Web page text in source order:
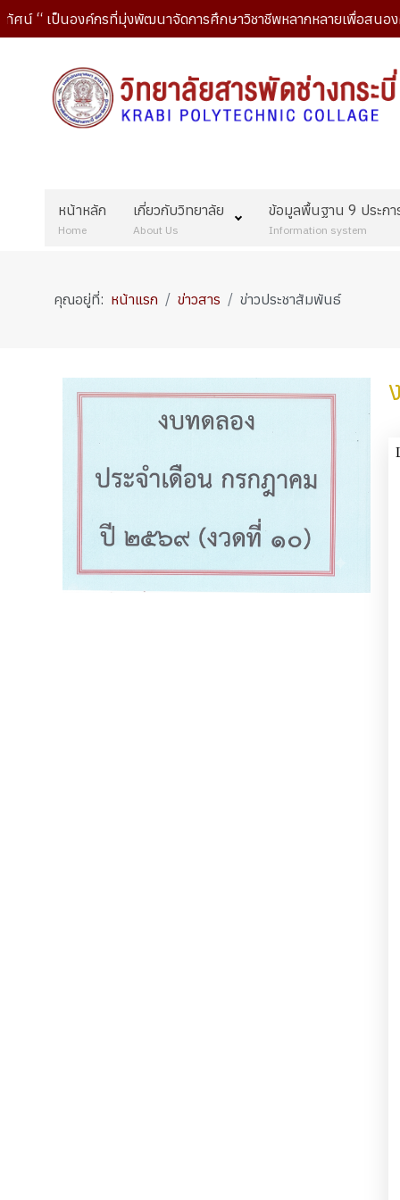
งค์กรที่มุ่งพัฒนาจัดการศึกษาวิชาชีพหลากหลายเพื่อสนองความ
หน้าหลัก
Home
เกี่ยวกับวิทยาลัย
About Us
ข้อมูลพื้นฐาน 9 ประกา
Information system
คุณอยู่ที่: หน้าแรก ข่าวสาร ข่าวประชาสัมพันธ์